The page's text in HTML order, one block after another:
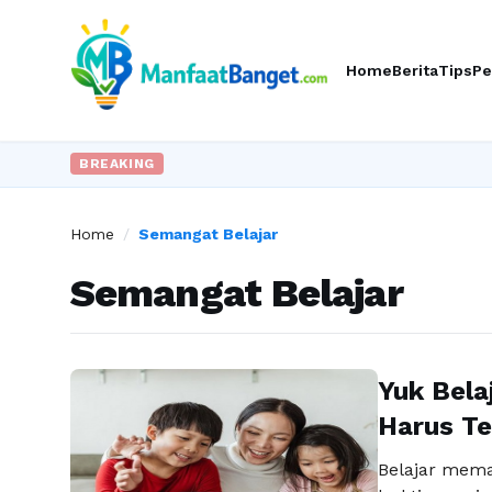
HomeBeritaTips
BREAKING
Home / Semangat Belajar
Semangat Belajar
Yuk
Harus
Belajar